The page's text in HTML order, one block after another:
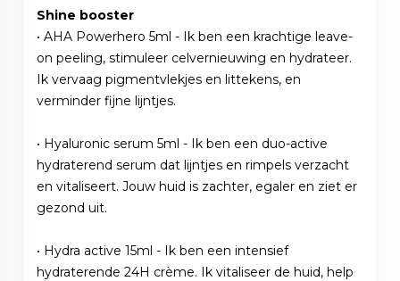
Shine booster
• AHA Powerhero 5ml - Ik ben een krachtige leave-
on peeling, stimuleer celvernieuwing en hydrateer.
Ik vervaag pigmentvlekjes en littekens, en
verminder fijne lijntjes.
• Hyaluronic serum 5ml - Ik ben een duo-active
hydraterend serum dat lijntjes en rimpels verzacht
en vitaliseert. Jouw huid is zachter, egaler en ziet er
gezond uit.
• Hydra active 15ml - Ik ben een intensief
hydraterende 24H crème. Ik vitaliseer de huid, help